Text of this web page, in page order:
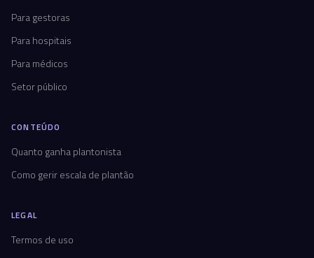
Para gestoras
Para hospitais
Para médicos
Setor público
CONTEÚDO
Quanto ganha plantonista
Como gerir escala de plantão
LEGAL
Termos de uso